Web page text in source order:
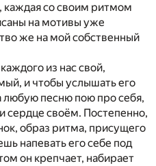
каждая со своим ритмом
на мотивы уже
же на мой собственный
из нас свой,
и чтобы услышать его
любую песню пою про себя,
сердце своём. Постепенно,
образ ритма, присущего
напевать его себе под
он крепчает, набирает